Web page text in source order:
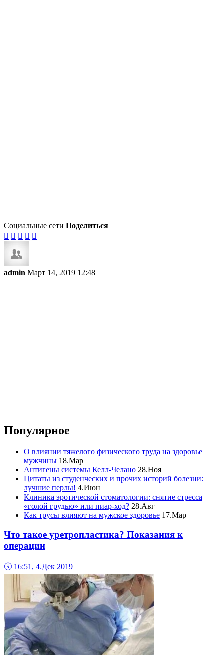
Социальные сети Поделиться
    
admin Март 14, 2019 12:48
Популярное
О влиянии тяжелого физического труда на здоровье
мужчины 18.Мар
Антигены системы Келл-Челано 28.Ноя
Цитаты из студенческих и прочих историй болезни:
лучшие перлы! 4.Июн
Клиника эротической стоматологии: снятие стресса
«голой грудью» или пиар-ход? 28.Авг
Как трусы влияют на мужское здоровье 17.Мар
Что такое уретропластика? Показания к
операции
🕔 16:51, 4.Дек 2019